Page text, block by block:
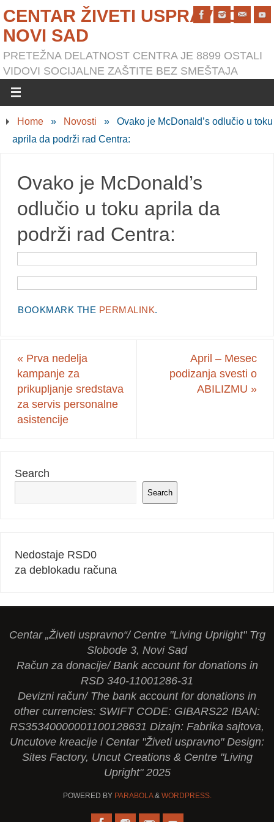
CENTAR ŽIVETI USPRAVNO
NOVI SAD
PRETEŽNA DELATNOST CENTRA JE 8899 OSTALI
VIDOVI SOCIJALNE ZAŠTITE BEZ SMEŠTAJA
Home » Novosti »
Ovako je McDonald’s odlučio u toku
aprila da podrži rad Centra:
Ovako je McDonald’s
odlučio u toku aprila da
podrži rad Centra:
BOOKMARK THE PERMALINK.
« Prva nedelja
kampanje za
prikupljanje sredstava
za servis personalne
asistencije
April – Mesec
podizanja svesti o
ABILIZMU »
Search
Search
Nedostaje RSD0
za deblokadu računa
Centar „Živeti uspravno“/ Centre "Living Upriight" Trg
Slobode 3, Novi Sad
Račun za donacije/ Bank account for donations in
RSD 340-11001286-31
Devizni račun/ The bank account for donations in
other currencies: SWIFT CODE: GIBARS22 IBAN:
RS35340000001100128631 Dizajn: Fabrika sajtova,
Uncutove kreacije i Centar "Živeti uspravno" Design:
Sites Factory, Uncut Creations & Centre "Living
Upright" 2025
POWERED BY PARABOLA& WORDPRESS.